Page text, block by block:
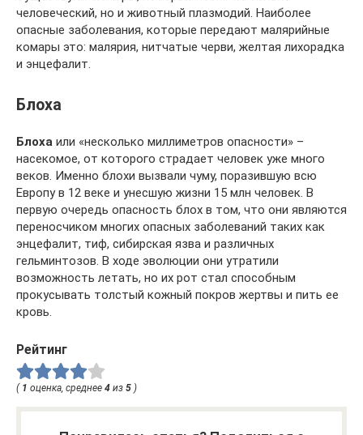
человеческий, но и животный плазмодий. Наиболее
опасные заболевания, которые передают малярийные
комары это: малярия, нитчатые черви, желтая лихорадка
и энцефалит.
Блоха
Блоха или «несколько миллиметров опасности» –
насекомое, от которого страдает человек уже много
веков. Именно блохи вызвали чуму, поразившую всю
Европу в 12 веке и унесшую жизни 15 млн человек. В
первую очередь опасность блох в том, что они являются
переносчиком многих опасных заболеваний таких как
энцефалит, тиф, сибирская язва и различных
гельминтозов. В ходе эволюции они утратили
возможность летать, но их рот стал способным
прокусывать толстый кожный покров жертвы и пить ее
кровь.
Рейтинг
( 1 оценка, среднее 4 из 5 )